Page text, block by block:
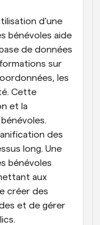
d'une
bénévoles aide
de données
sur
les
Cette
et la
des
long. Une
bénévoles
aux
créer des
et de gérer